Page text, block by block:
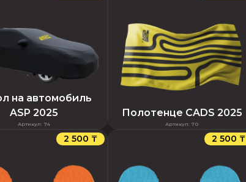
на автомобиль
ASP 2025
Артикул: 74
Полотенце CADS 2025
Артикул: 70
2 500 ₸ 2 500 ₸